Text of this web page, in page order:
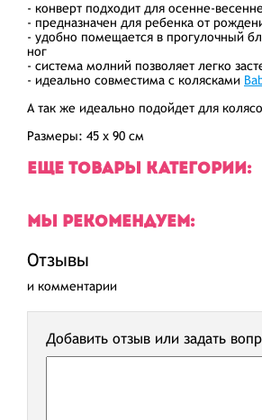
- конверт подходит для осенне-
- предназначен для ребенка от
- удобно помещается в прогулочный
ног
- система молний позволяет легко
- идеально совместима с колясками
А так же идеально подойдет для
Размеры: 45 х 90 см
ЕЩЕ ТОВАРЫ КАТЕГОРИИ:
МЫ РЕКОМЕНДУЕМ:
Отзывы
и комментарии
Добавить отзыв или задать